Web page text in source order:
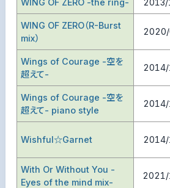
WING OF ZERO（R-Burst
mix）
Wings of Courage -空を
超えて-
Wings of Courage -空を
超えて- piano style
Wishful☆Garnet
With Or Without You -
Eyes of the mind mix-